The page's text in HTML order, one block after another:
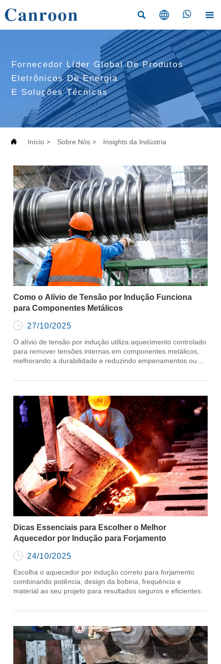
   
Fornecedor Líder Global De Produtos
Eletrônicos De Energia
E Soluções Técnicas
 Início > Sobre Nós > Insights da Indústria
Como o Alívio de Tensão por Indução Funciona
para Componentes Metálicos
 27/10/2025
O alívio de tensão por indução utiliza aquecimento controlado
para remover tensões internas em componentes metálicos,
melhorando a durabilidade e reduzindo empenamentos ou
Dicas Essenciais para Escolher o Melhor
Aquecedor por Indução para Forjamento
 24/10/2025
Escolha o aquecedor por indução correto para forjamento
combinando potência, design da bobina, frequência e
material ao seu projeto para resultados seguros e eficientes.